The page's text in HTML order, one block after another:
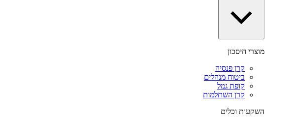
מוצרי חיסכון
קרן פנסיה
ביטוח מנהלים
קופת גמל
קרן השתלמות
השקעות וכלים